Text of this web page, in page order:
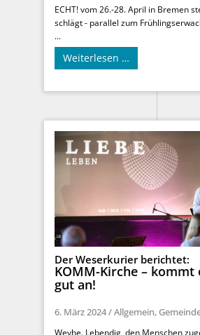
ECHT! vom 26.-28. April in Bremen
schlägt - parallel zum
...
Weiterlesen …
Der Weserkurier berichtet:
KOMM-Kirche – kommt
gut an!
6. März 2024/Allgemein,
Weyhe. Lebendig, den Menschen